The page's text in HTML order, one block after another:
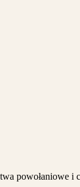
powołaniowe i